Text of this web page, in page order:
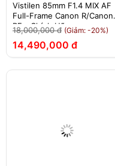
Vistilen 85mm F1.4 MIX AF
Full-Frame Canon R/Canon
RF - Chính Hãng
18,000,000 đ (Giảm: -20%)
14,490,000 đ